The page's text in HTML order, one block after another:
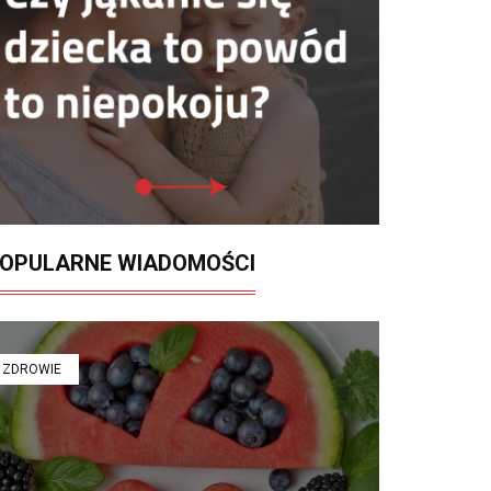
WIADOMOŚCI
ZDROWIE